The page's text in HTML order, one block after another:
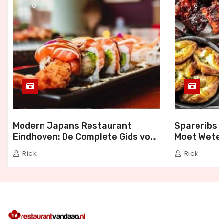
G
Modern Japans Restaurant
Eindhoven: De Complete Gids voor
Authentiek Japans Dineren
Rick
G
Spareribs
Moet
Bezorgen
Rick